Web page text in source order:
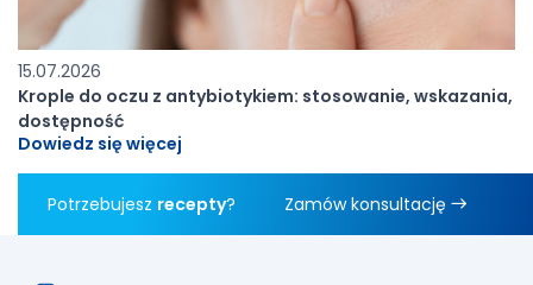
15.07.2026
Krople do oczu z antybiotykiem: stosowanie, wskazania,
dostępność
Dowiedz się więcej
Potrzebujesz recepty? Zamów konsultację